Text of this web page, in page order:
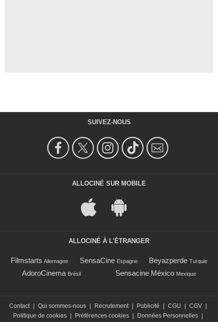
SUIVEZ-NOUS
ALLOCINÉ SUR MOBILE
ALLOCINÉ À L'ÉTRANGER
Filmstarts Allemagne SensaCine Espagne Beyazperde Turquie
AdoroCinema Brésil Sensacine México Mexique
Contact | Qui sommes-nous | Recrutement | Publicité | CGU | CGV |
Politique de cookies | Préférences cookies | Données Personnelles |